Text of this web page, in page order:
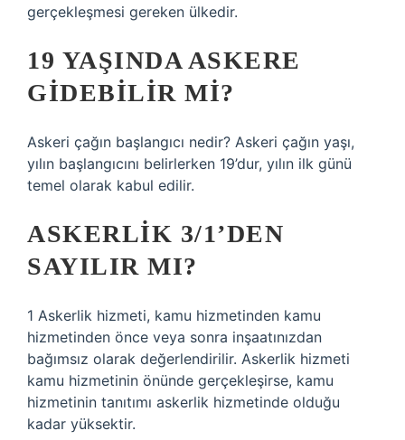
gerçekleşmesi gereken ülkedir.
19 YAŞINDA ASKERE
GIDEBILIR MI?
Askeri çağın başlangıcı nedir? Askeri çağın yaşı,
yılın başlangıcını belirlerken 19’dur, yılın ilk günü
temel olarak kabul edilir.
ASKERLIK 3/1’DEN
SAYILIR MI?
1 Askerlik hizmeti, kamu hizmetinden kamu
hizmetinden önce veya sonra inşaatınızdan
bağımsız olarak değerlendirilir. Askerlik hizmeti
kamu hizmetinin önünde gerçekleşirse, kamu
hizmetinin tanıtımı askerlik hizmetinde olduğu
kadar yüksektir.